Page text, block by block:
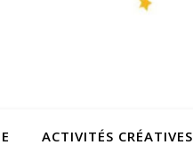
ACTIVITÉS CRÉATIVES